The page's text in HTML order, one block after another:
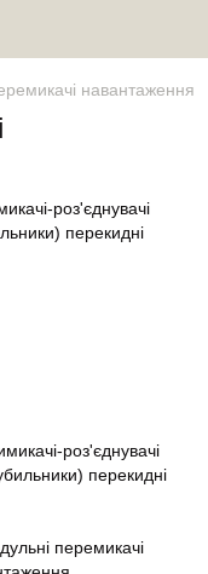
навантаження
роз'єднувачі
перекидні